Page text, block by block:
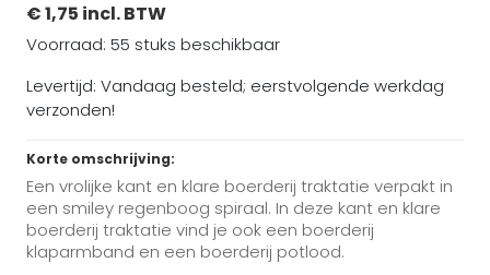
€ 1,75 incl. BTW
Voorraad: 55 stuks beschikbaar
Levertijd: Vandaag besteld; eerstvolgende werkdag
verzonden!
Korte omschrijving:
Een vrolijke kant en klare boerderij traktatie verpakt in
een smiley regenboog spiraal. In deze kant en klare
boerderij traktatie vind je ook een boerderij
klaparmband en een boerderij potlood.